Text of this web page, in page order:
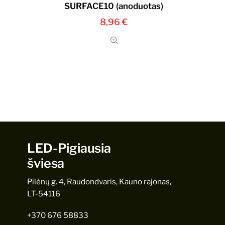
SURFACE10 (anoduotas)
8,96 €
LED-Pigiausia
šviesa
Pilėnų g. 4, Raudondvaris, Kauno rajonas,
LT-54116
+370 676 58833